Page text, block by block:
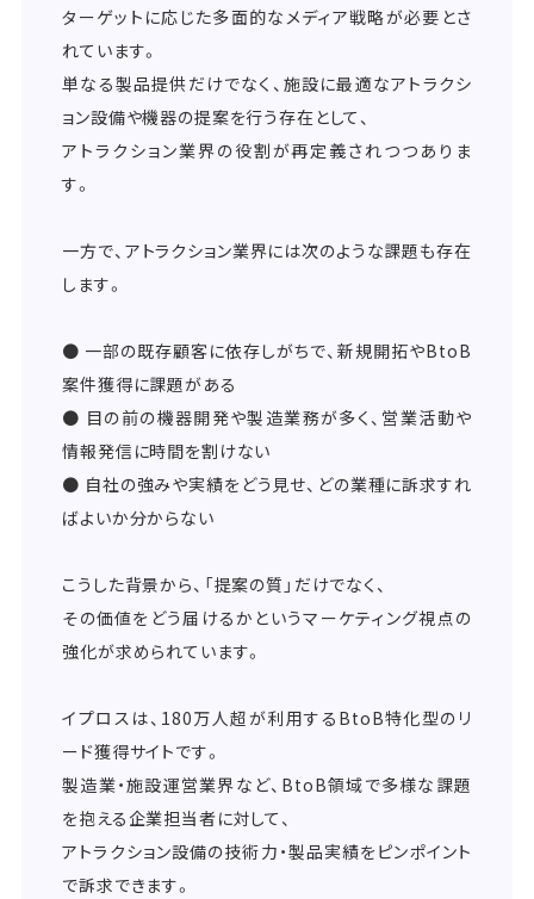
ターゲットに応じた多面的なメディア戦略が必要とさ
れています。
単なる製品提供だけでなく、施設に最適なアトラクシ
ョン設備や機器の提案を行う存在として、
アトラクション業界の役割が再定義されつつありま
す。
一方で、アトラクション業界には次のような課題も存在
します。
● 一部の既存顧客に依存しがちで、新規開拓やBtoB
案件獲得に課題がある
● 目の前の機器開発や製造業務が多く、営業活動や
情報発信に時間を割けない
● 自社の強みや実績をどう見せ、どの業種に訴求すれ
ばよいか分からない
こうした背景から、「提案の質」だけでなく、
その価値をどう届けるかというマーケティング視点の
強化が求められています。
イプロスは、180万人超が利用するBtoB特化型のリ
ード獲得サイトです。
製造業・施設運営業界など、BtoB領域で多様な課題
を抱える企業担当者に対して、
アトラクション設備の技術力・製品実績をピンポイント
で訴求できます。